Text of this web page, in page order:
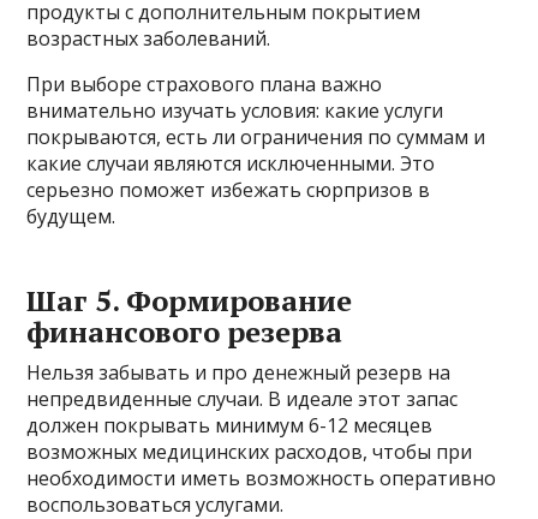
продукты с дополнительным покрытием
возрастных заболеваний.
При выборе страхового плана важно
внимательно изучать условия: какие услуги
покрываются, есть ли ограничения по суммам и
какие случаи являются исключенными. Это
серьезно поможет избежать сюрпризов в
будущем.
Шаг 5. Формирование
финансового резерва
Нельзя забывать и про денежный резерв на
непредвиденные случаи. В идеале этот запас
должен покрывать минимум 6-12 месяцев
возможных медицинских расходов, чтобы при
необходимости иметь возможность оперативно
воспользоваться услугами.